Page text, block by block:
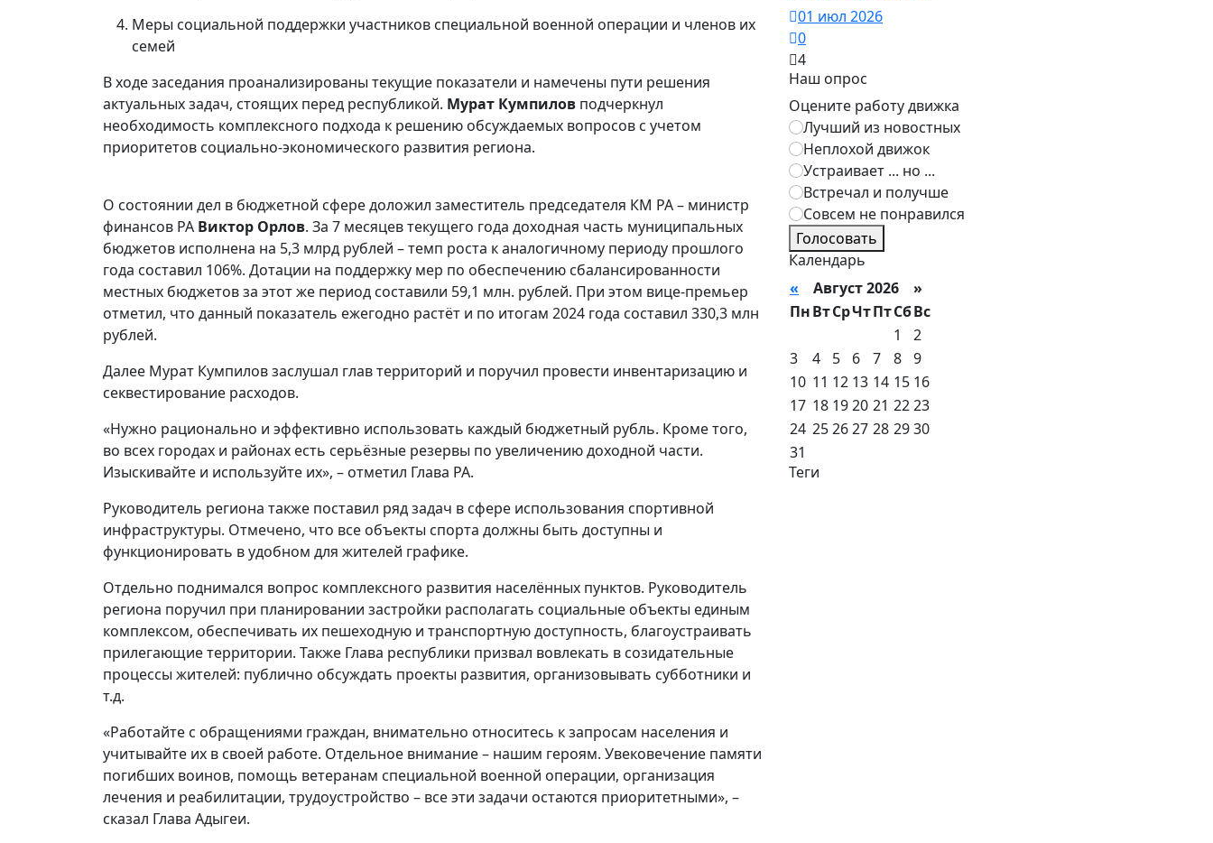
Меры социальной поддержки участников специальной военной операции и членов их
семей
В ходе заседания проанализированы текущие показатели и намечены пути решения
актуальных задач, стоящих перед республикой. Мурат Кумпилов подчеркнул
необходимость комплексного подхода к решению обсуждаемых вопросов с учетом
приоритетов социально-экономического развития региона.
О состоянии дел в бюджетной сфере доложил заместитель председателя КМ РА – министр
финансов РА Виктор Орлов. За 7 месяцев текущего года доходная часть муниципальных
бюджетов исполнена на 5,3 млрд рублей – темп роста к аналогичному периоду прошлого
года составил 106%. Дотации на поддержку мер по обеспечению сбалансированности
местных бюджетов за этот же период составили 59,1 млн. рублей. При этом вице-премьер
отметил, что данный показатель ежегодно растёт и по итогам 2024 года составил 330,3 млн
рублей.
Далее Мурат Кумпилов заслушал глав территорий и поручил провести инвентаризацию и
секвестирование расходов.
«Нужно рационально и эффективно использовать каждый бюджетный рубль. Кроме того,
во всех городах и районах есть серьёзные резервы по увеличению доходной части.
Изыскивайте и используйте их», – отметил Глава РА.
Руководитель региона также поставил ряд задач в сфере использования спортивной
инфраструктуры. Отмечено, что все объекты спорта должны быть доступны и
функционировать в удобном для жителей графике.
Отдельно поднимался вопрос комплексного развития населённых пунктов. Руководитель
региона поручил при планировании застройки располагать социальные объекты единым
комплексом, обеспечивать их пешеходную и транспортную доступность, благоустраивать
прилегающие территории. Также Глава республики призвал вовлекать в созидательные
процессы жителей: публично обсуждать проекты развития, организовывать субботники и
т.д.
«Работайте с обращениями граждан, внимательно относитесь к запросам населения и
учитывайте их в своей работе. Отдельное внимание – нашим героям. Увековечение памяти
погибших воинов, помощь ветеранам специальной военной операции, организация
лечения и реабилитации, трудоустройство – все эти задачи остаются приоритетными», –
сказал Глава Адыгеи.
01 июл 2026
0
4
Наш опрос
Оцените работу движка
Лучший из новостных
Неплохой движок
Устраивает ... но ...
Встречал и получше
Совсем не понравился
Голосовать
Календарь
« Август 2026 »
ПнВтСрЧтПтСбВс
1
2
3
4 5 6 7 8 9
10 11 12 13 14 15 16
17 18 1920 21 2223
24 252627 28 2930
31
Теги